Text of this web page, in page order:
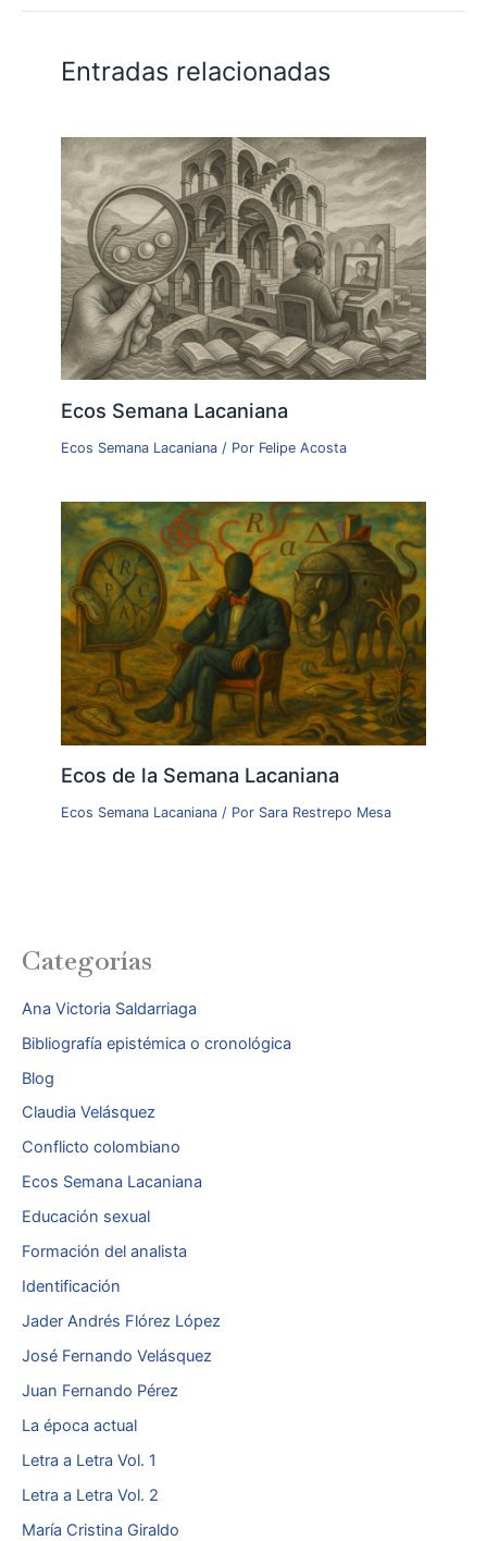
Entradas relacionadas
Ecos Semana Lacaniana
Ecos Semana Lacaniana / Por Felipe Acosta
Ecos de la Semana Lacaniana
Ecos Semana Lacaniana / Por Sara Restrepo Mesa
Categorías
Ana Victoria Saldarriaga
Bibliografía epistémica o cronológica
Blog
Claudia Velásquez
Conflicto colombiano
Ecos Semana Lacaniana
Educación sexual
Formación del analista
Identificación
Jader Andrés Flórez López
José Fernando Velásquez
Juan Fernando Pérez
La época actual
Letra a Letra Vol. 1
Letra a Letra Vol. 2
María Cristina Giraldo